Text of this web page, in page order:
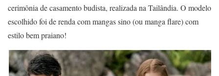
cerimônia de casamento budista, realizada na Tailândia. O modelo
escolhido foi de renda com mangas sino (ou manga flare) com
estilo bem praiano!